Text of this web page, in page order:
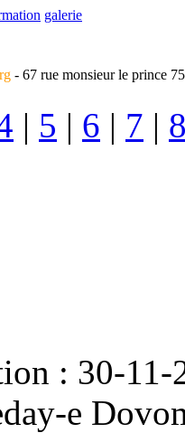
galerie
- 67 rue monsieur le prince
| 5 | 6 | 7 |
: 30-
e